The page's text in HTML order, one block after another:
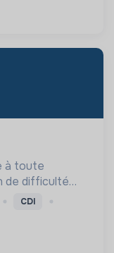
à toute
de difficulté
plus
sociale ou
CDI